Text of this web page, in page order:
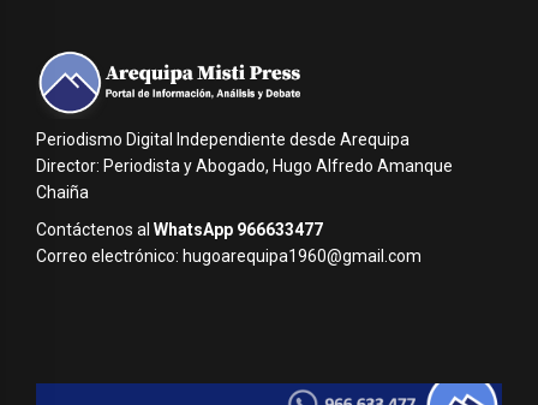
Periodismo Digital Independiente desde Arequipa
Director: Periodista y Abogado, Hugo Alfredo Amanque
Chaiña
Contáctenos al WhatsApp 966633477
Correo electrónico: hugoarequipa1960@gmail.com